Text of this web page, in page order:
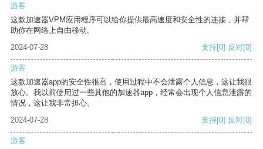
游客
这款加速器VPM应用程序可以给你提供最高速度和安全性的连接，并帮
助你在网络上自由移动。
2024-07-28
支持[0] 反对[0]
游客
这款加速器app的安全性很高，使用过程中不会泄露个人信息，这让我很
放心。我以前使用过一些其他的加速器app，经常会出现个人信息泄露的
情况，这让我非常担心。
2024-07-28
支持[0] 反对[0]
游客